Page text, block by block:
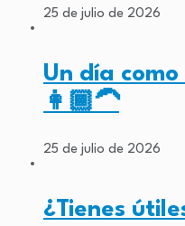
25 de julio de 2026
Un día
👩🏾‍🦱
25 de julio de 2026
¿Tienes